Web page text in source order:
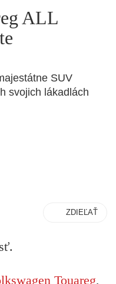
ALL
SUV
svojich lákadlách
ZDIEĽAŤ
Touareg,